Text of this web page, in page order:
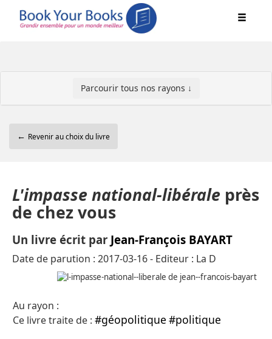
Parcourir tous nos rayons ↓
← Revenir au choix du livre
L'impasse national-libérale près
de chez vous
Un livre écrit par Jean-François BAYART
Date de parution : 2017-03-16 - Editeur : La D
Au rayon :
Ce livre traite de : #géopolitique #politique